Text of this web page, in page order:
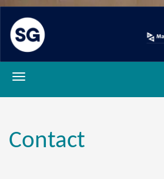
Contact